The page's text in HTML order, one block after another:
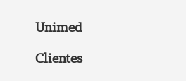
Unimed
Clientes